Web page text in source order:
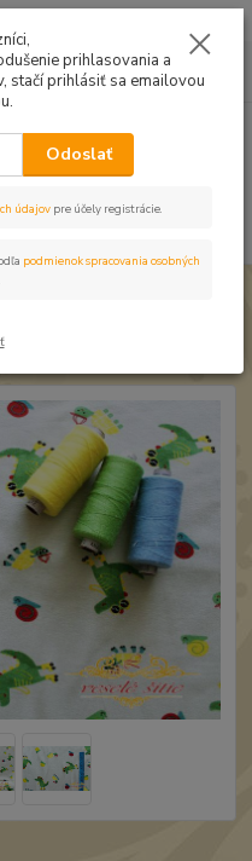
za0,00 EUR
na maslovej
prihlasovania a
stačí prihlásiť sa emailovou
Odoslať
údajov pre účely registrácie.
podmienok spracovania osobných